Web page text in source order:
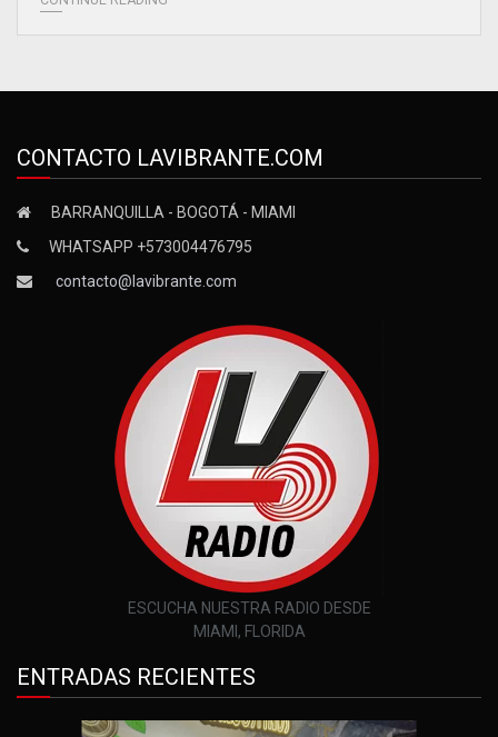
CONTACTO LAVIBRANTE.COM
BARRANQUILLA - BOGOTÁ - MIAMI
WHATSAPP +573004476795
contacto@lavibrante.com
ESCUCHA NUESTRA RADIO DESDE
MIAMI, FLORIDA
ENTRADAS RECIENTES